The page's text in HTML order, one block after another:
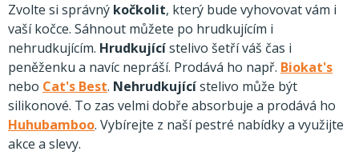
Zvolte si správný kočkolit, který bude vyhovovat vám i
vaší kočce. Sáhnout můžete po hrudkujícím i
nehrudkujícím. Hrudkujícístelivo šetří váš čas i
peněženku a navíc nepráší. Prodává ho např. Biokat's
nebo Cat's Best. Nehrudkujícístelivo může být
silikonové. To zas velmi dobře absorbuje a prodává ho
Huhubamboo. Vybírejte z naší pestré nabídky a využijte
akce a slevy.